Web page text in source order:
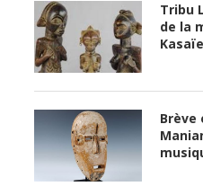
Tribu
de la
Brève